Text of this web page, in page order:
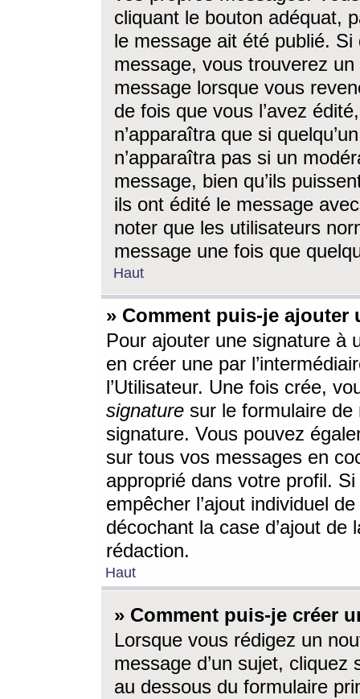
cliquant le bouton adéquat,
le message ait été publié. Si
message, vous trouverez
message lorsque vous
de fois que vous l’avez
n’apparaîtra que si
n’apparaîtra pas si un
message, bien qu’ils
ils ont édité le message
noter que les utilisateurs
message une fois que
Haut
» Comment puis-je ajouter
Pour ajouter une signature à
en créer une par
l’Utilisateur. Une fois crée,
signature sur le formulaire de
signature. Vous pouvez
sur tous vos messages en
approprié dans votre profil.
empêcher l’ajout individuel
décochant la case d’ajout
rédaction.
Haut
» Comment puis-je créer
Lorsque vous rédigez un
message d’un sujet, cliquez
au dessous du formulaire